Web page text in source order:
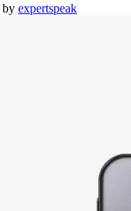
by expertspeak